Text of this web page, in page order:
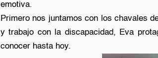
emotiva.
Primero nos juntamos con los chavales
y trabajo con la discapacidad, Eva
conocer hasta hoy.